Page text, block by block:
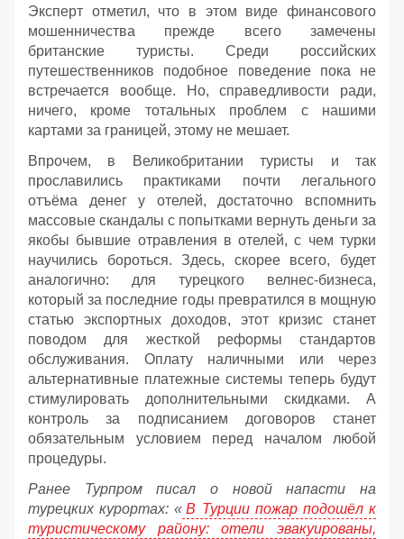
Эксперт отметил, что в этом виде финансового
мошенничества прежде всего замечены
британские туристы. Среди российских
путешественников подобное поведение пока не
встречается вообще. Но, справедливости ради,
ничего, кроме тотальных проблем с нашими
картами за границей, этому не мешает.
Впрочем, в Великобритании туристы и так
прославились практиками почти легального
отъёма денег у отелей, достаточно вспомнить
массовые скандалы с попытками вернуть деньги за
якобы бывшие отравления в отелей, с чем турки
научились бороться. Здесь, скорее всего, будет
аналогично: для турецкого велнес-бизнеса,
который за последние годы превратился в мощную
статью экспортных доходов, этот кризис станет
поводом для жесткой реформы стандартов
обслуживания. Оплату наличными или через
альтернативные платежные системы теперь будут
стимулировать дополнительными скидками. А
контроль за подписанием договоров станет
обязательным условием перед началом любой
процедуры.
Ранее Турпром писал о новой напасти на
турецких курортах: « В Турции пожар подошёл к
туристическому району: отели эвакуированы,